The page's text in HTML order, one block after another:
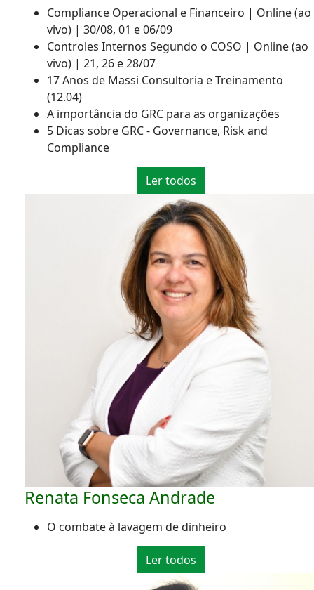
Compliance Operacional e Financeiro | Online (ao
vivo) | 30/08, 01 e 06/09
Controles Internos Segundo o COSO | Online (ao
vivo) | 21, 26 e 28/07
17 Anos de Massi Consultoria e Treinamento
(12.04)
A importância do GRC para as organizações
5 Dicas sobre GRC - Governance, Risk and
Compliance
Ler todos
Renata Fonseca Andrade
O combate à lavagem de dinheiro
Ler todos